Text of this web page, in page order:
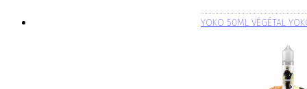
YOKO 50ML VÉGÉTAL